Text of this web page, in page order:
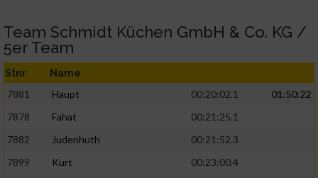
Team Schmidt Küchen GmbH & Co. KG /
5er Team
Stnr Name
7881 Haupt 00:20:02.1
01:50:22
7878
Fahat
00:21:25.1
7882
Judenhuth
00:21:52.3
7899
Kurt
00:23:00.4